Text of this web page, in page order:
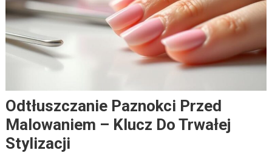
Odtłuszczanie Paznokci Przed
Malowaniem – Klucz Do Trwałej
Stylizacji